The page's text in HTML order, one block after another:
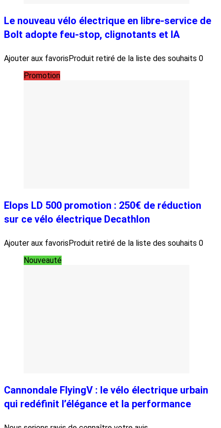
Le nouveau vélo électrique en libre-service de
Bolt adopte feu-stop, clignotants et IA
Ajouter aux favorisProduit retiré de la liste des souhaits 0
Promotion
Elops LD 500 promotion : 250€ de réduction
sur ce vélo électrique Decathlon
Ajouter aux favorisProduit retiré de la liste des souhaits 0
Nouveauté
Cannondale FlyingV : le vélo électrique urbain
qui redéfinit l’élégance et la performance